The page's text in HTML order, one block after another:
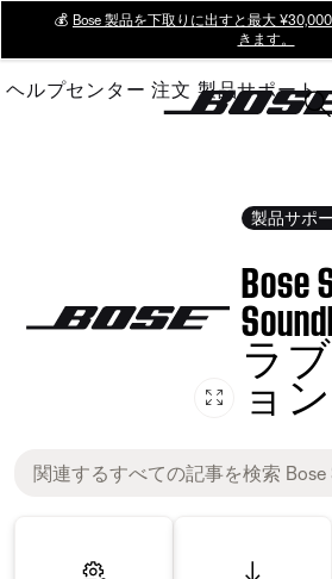
Main
💰 Bose 製品を下取りに出すと最大
きます。
ヘルプセンター 注文 製品サポート
製品サポ
Bose
ラ
ョン